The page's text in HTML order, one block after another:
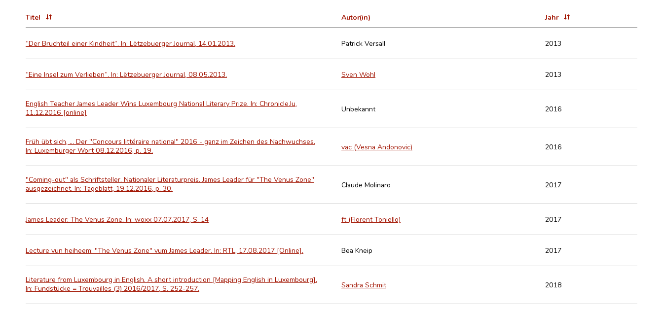
Titel Autor(in) Jahr
“Der Bruchteil einer Kindheit”. In: Lëtzebuerger Journal, 14.01.2013. Patrick Versall 2013
“Eine Insel zum Verlieben”. In: Lëtzebuerger Journal, 08.05.2013. Sven Wohl 2013
English Teacher James Leader Wins Luxembourg National Literary Prize. In: Chronicle.lu,
11.12.2016 [online]
Unbekannt 2016
Früh übt sich, ... Der "Concours littéraire national" 2016 - ganz im Zeichen des Nachwuchses.
In: Luxemburger Wort 08.12.2016, p. 19.
vac (Vesna Andonovic) 2016
"Coming-out" als Schriftsteller. Nationaler Literaturpreis. James Leader für "The Venus Zone"
ausgezeichnet. In: Tageblatt, 19.12.2016, p. 30.
Claude Molinaro 2017
James Leader: The Venus Zone. In: woxx 07.07.2017, S. 14 ft (Florent Toniello) 2017
Lecture vun heiheem: "The Venus Zone" vum James Leader. In: RTL, 17.08.2017 [Online]. Bea Kneip 2017
Literature from Luxembourg in English. A short introduction [Mapping English in Luxembourg].
In: Fundstücke = Trouvailles (3) 2016/2017, S. 252-257.
Sandra Schmit 2018